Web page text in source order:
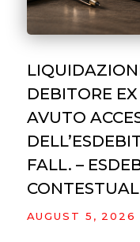
DEBITORE
AVUTO
FALL. –
AUGUST 5, 2026